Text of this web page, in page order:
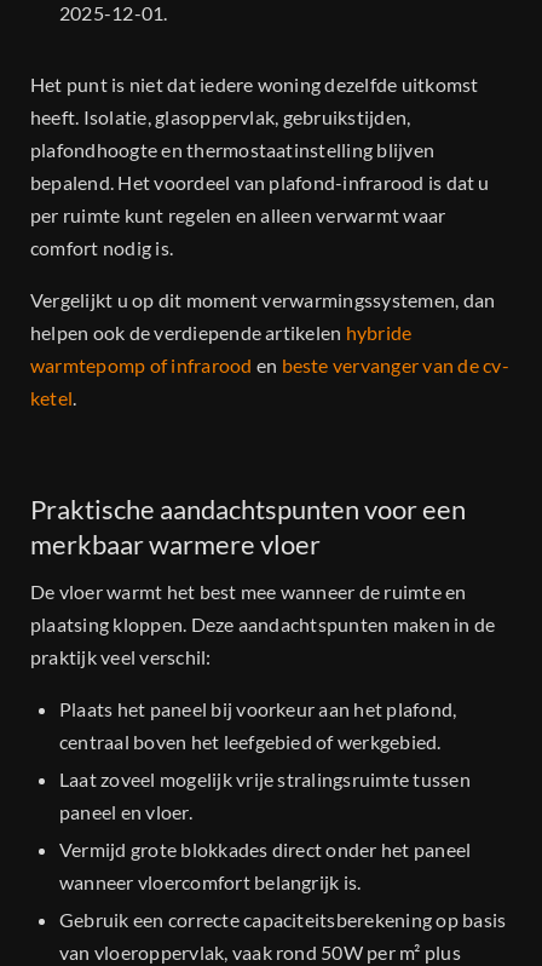
2025-12-01.
Het punt is niet dat iedere woning dezelfde uitkomst
heeft. Isolatie, glasoppervlak, gebruikstijden,
plafondhoogte en thermostaatinstelling blijven
bepalend. Het voordeel van plafond-infrarood is dat u
per ruimte kunt regelen en alleen verwarmt waar
comfort nodig is.
Vergelijkt u op dit moment verwarmingssystemen, dan
helpen ook de verdiepende artikelen hybride
warmtepomp of infrarood en beste vervanger van de cv-
ketel.
Praktische aandachtspunten voor een
merkbaar warmere vloer
De vloer warmt het best mee wanneer de ruimte en
plaatsing kloppen. Deze aandachtspunten maken in de
praktijk veel verschil:
Plaats het paneel bij voorkeur aan het plafond,
centraal boven het leefgebied of werkgebied.
Laat zoveel mogelijk vrije stralingsruimte tussen
paneel en vloer.
Vermijd grote blokkades direct onder het paneel
wanneer vloercomfort belangrijk is.
Gebruik een correcte capaciteitsberekening op basis
van vloeroppervlak, vaak rond 50W per m² plus